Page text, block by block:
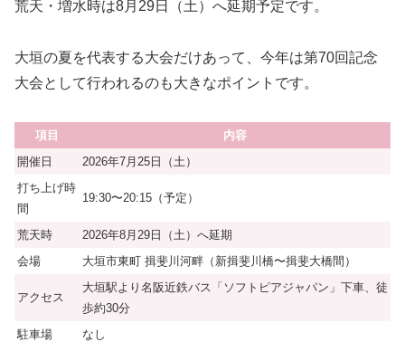
荒天・増水時は8月29日（土）へ延期予定です。
大垣の夏を代表する大会だけあって、今年は第70回記念
大会として行われるのも大きなポイントです。
項目
内容
開催日
2026年7月25日（土）
打ち上げ時
間
19:30〜20:15（予定）
荒天時
2026年8月29日（土）へ延期
会場
大垣市東町 揖斐川河畔（新揖斐川橋〜揖斐大橋間）
アクセス
大垣駅より名阪近鉄バス「ソフトピアジャパン」下車、徒
歩約30分
駐車場
なし